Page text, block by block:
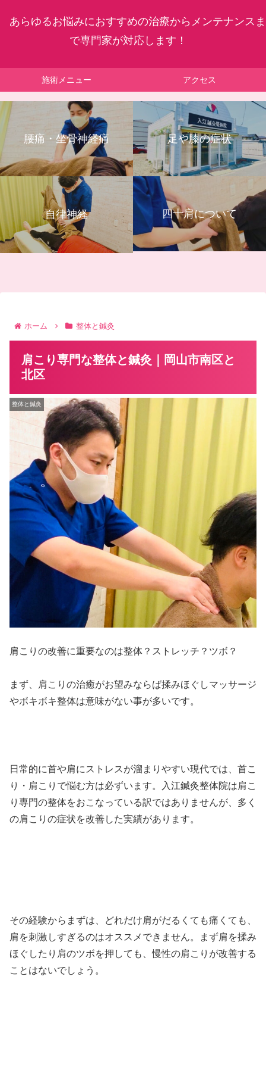
あらゆるお悩みにおすすめの治療からメンテナンスま
で専門家が対応します！
施術メニュー アクセス
腰痛・坐骨神経痛 足や膝の症状
自律神経 四十肩について
ホーム 整体と鍼灸
肩こり専門な整体と鍼灸｜岡山市南区と
北区
整体と鍼灸
肩こりの改善に重要なのは整体？ストレッチ？ツボ？
まず、肩こりの治癒がお望みならば揉みほぐしマッサージ
やボキボキ整体は意味がない事が多いです。
日常的に首や肩にストレスが溜まりやすい現代では、首こ
り・肩こりで悩む方は必ずいます。入江鍼灸整体院は肩こ
り専門の整体をおこなっている訳ではありませんが、多く
の肩こりの症状を改善した実績があります。
その経験からまずは、どれだけ肩がだるくても痛くても、
肩を刺激しすぎるのはオススメできません。まず肩を揉み
ほぐしたり肩のツボを押しても、慢性の肩こりが改善する
ことはないでしょう。